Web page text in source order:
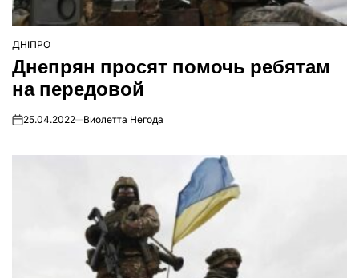
ОПУБЛІКУВАТИ
У
ДНІПРО
Днепрян просят помочь ребятам
на передовой
on25.04.2022 Виолетта Негода